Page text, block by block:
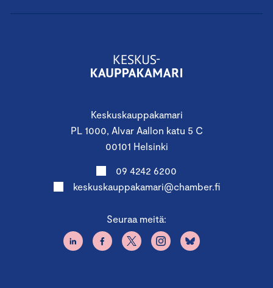
Keskuskauppakamari
PL 1000, Alvar Aallon katu 5 C
00101 Helsinki
09 4242 6200
keskuskauppakamari@chamber.fi
Seuraa meitä: